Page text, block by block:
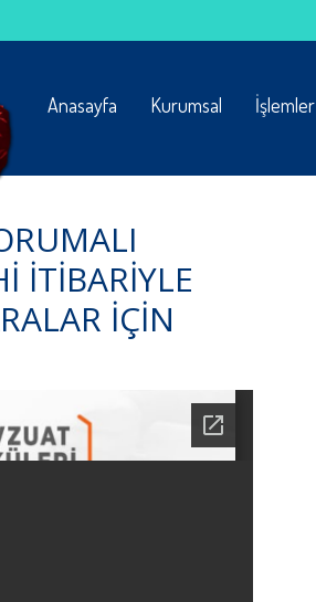
Anasayfa Kurumsal İşlemler
İTİBARİYLE
İÇİN